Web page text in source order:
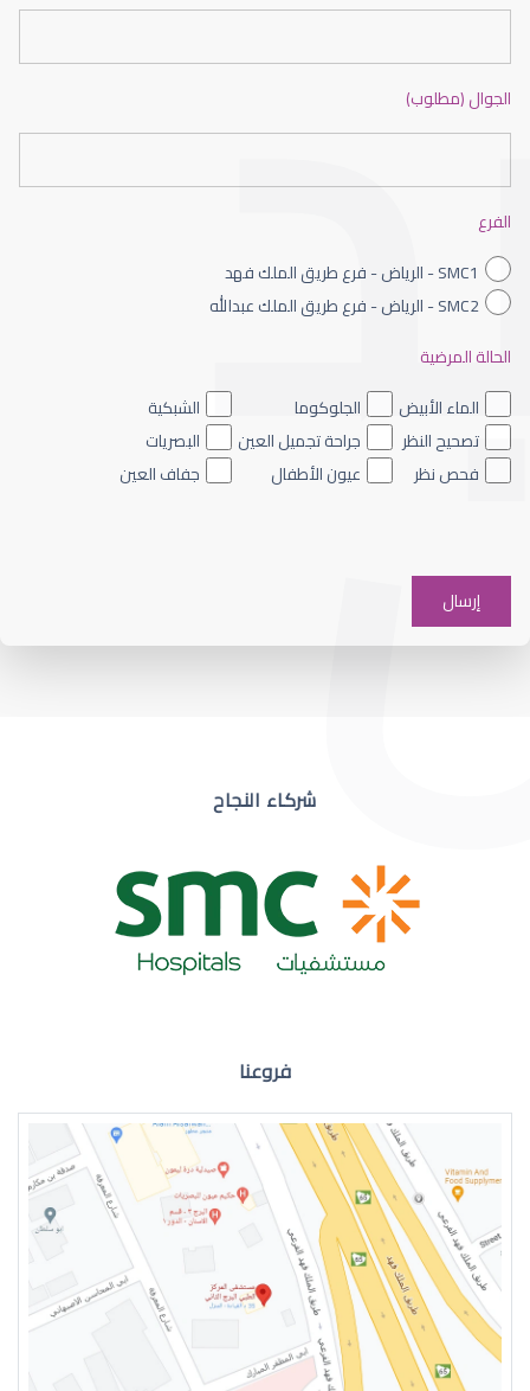
ضعف نظر الاطفال
ضعف نظر العين اليسرى
ضعف نظر مفاجئ
ضعف نظر في العين اليسرى
الجوال (مطلوب)
الفرع
SMC1 - الرياض - فرع طريق الملك فهد
SMC2 - الرياض - فرع طريق الملك عبدالله
الحالة المرضية
الماء الأبيض
الجلوكوما
الشبكية
تصحيح النظر
جراحة تجميل العين
البصريات
فحص نظر
عيون الأطفال جفاف العين
شركاء النجاح
فروعنا